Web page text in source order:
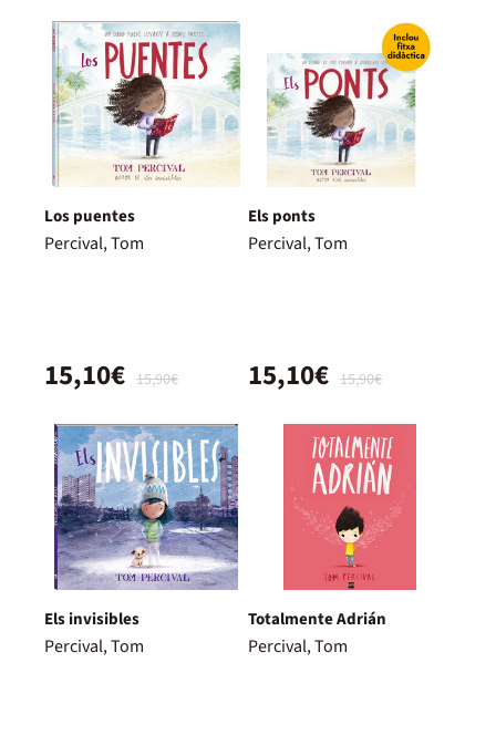
Los puentes
Percival, Tom
15,90€
15,10€
Els ponts
Percival, Tom
15,90€
15,10€
Els invisibles
Percival, Tom
Totalmente Adrián
Percival, Tom